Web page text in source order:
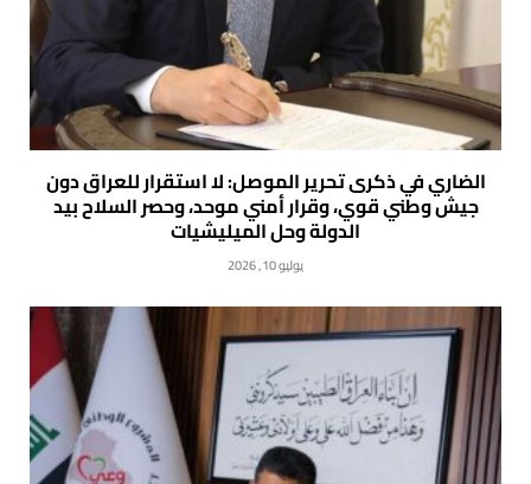
الضاري في ذكرى تحرير الموصل: لا استقرار للعراق دون
جيش وطني قوي، وقرار أمني موحد، وحصر السلاح بيد
الدولة وحل الميليشيات
يوليو 10, 2026